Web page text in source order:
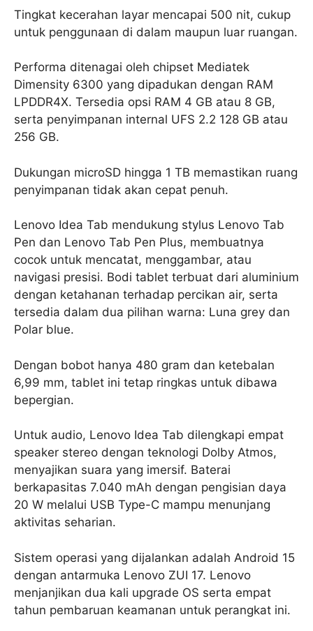
Tingkat kecerahan layar mencapai 500 nit, cukup
untuk penggunaan di dalam maupun luar ruangan.
Performa ditenagai oleh chipset Mediatek
Dimensity 6300 yang dipadukan dengan RAM
LPDDR4X. Tersedia opsi RAM 4 GB atau 8 GB,
serta penyimpanan internal UFS 2.2 128 GB atau
256 GB.
Dukungan microSD hingga 1 TB memastikan ruang
penyimpanan tidak akan cepat penuh.
Lenovo Idea Tab mendukung stylus Lenovo Tab
Pen dan Lenovo Tab Pen Plus, membuatnya
cocok untuk mencatat, menggambar, atau
navigasi presisi. Bodi tablet terbuat dari aluminium
dengan ketahanan terhadap percikan air, serta
tersedia dalam dua pilihan warna: Luna grey dan
Polar blue.
Dengan bobot hanya 480 gram dan ketebalan
6,99 mm, tablet ini tetap ringkas untuk dibawa
bepergian.
Untuk audio, Lenovo Idea Tab dilengkapi empat
speaker stereo dengan teknologi Dolby Atmos,
menyajikan suara yang imersif. Baterai
berkapasitas 7.040 mAh dengan pengisian daya
20 W melalui USB Type-C mampu menunjang
aktivitas seharian.
Sistem operasi yang dijalankan adalah Android 15
dengan antarmuka Lenovo ZUI 17. Lenovo
menjanjikan dua kali upgrade OS serta empat
tahun pembaruan keamanan untuk perangkat ini.